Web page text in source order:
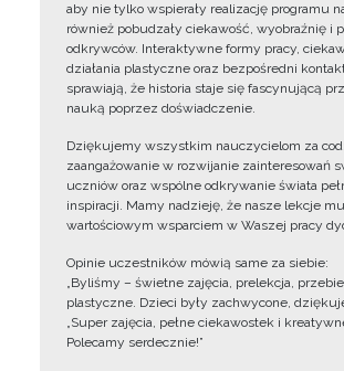
aby nie tylko wspierały realizację programu
również pobudzały ciekawość, wyobraźnię i
odkrywców. Interaktywne formy pracy,
działania plastyczne oraz bezpośredni
sprawiają, że historia staje się fascynującą
nauką poprzez doświadczenie.
Dziękujemy wszystkim nauczycielom za
zaangażowanie w rozwijanie zainteresowań
uczniów oraz wspólne odkrywanie świata
inspiracji. Mamy nadzieję, że nasze lekcje
wartościowym wsparciem w Waszej pracy
Opinie uczestników mówią same za siebie:
„Byliśmy – świetne zajęcia, prelekcja,
plastyczne. Dzieci były zachwycone,
„Super zajęcia, pełne ciekawostek i
Polecamy serdecznie!”